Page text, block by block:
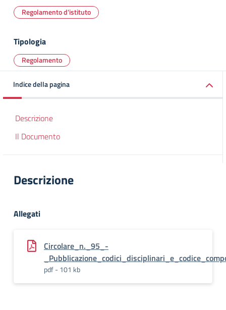
Regolamento d'istituto
Tipologia
Regolamento
Indice della pagina
Descrizione
Il Documento
Descrizione
Allegati
Circolare_n._95_-
pdf - 101 kb